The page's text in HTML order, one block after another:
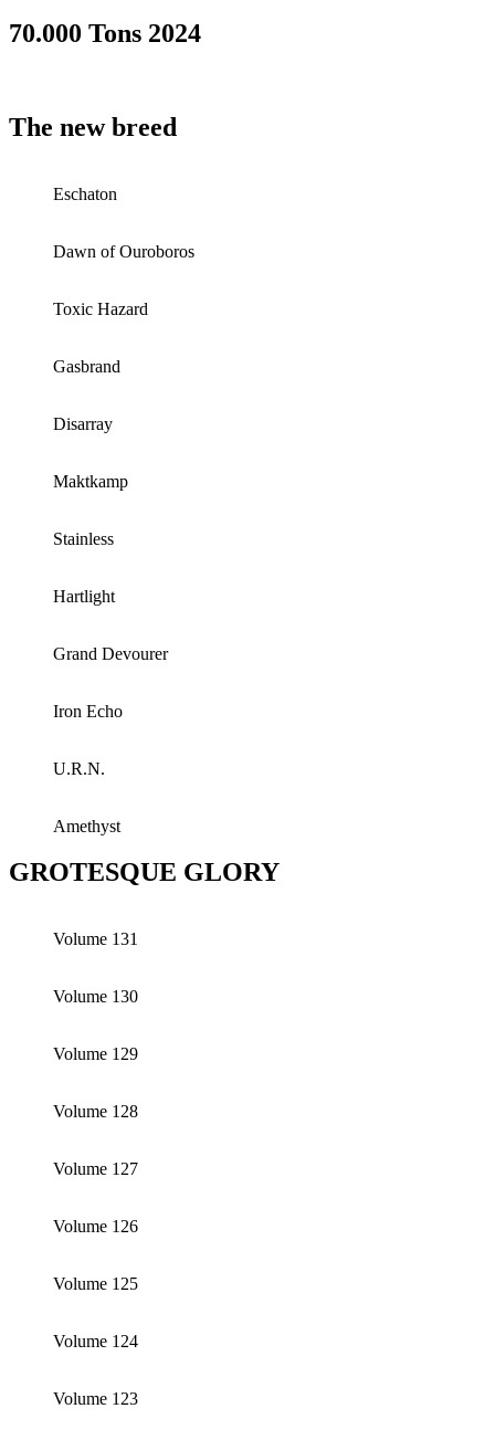
70.000 Tons 2024
The new breed
Eschaton
Dawn of Ouroboros
Toxic Hazard
Gasbrand
Disarray
Maktkamp
Stainless
Hartlight
Grand Devourer
Iron Echo
U.R.N.
Amethyst
GROTESQUE GLORY
Volume 131
Volume 130
Volume 129
Volume 128
Volume 127
Volume 126
Volume 125
Volume 124
Volume 123